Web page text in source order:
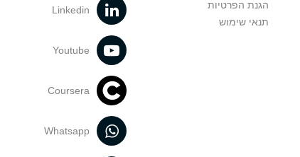
הגנת הפרטיות
תנאי שימוש
Linkedin
Youtube
Coursera
Whatsapp